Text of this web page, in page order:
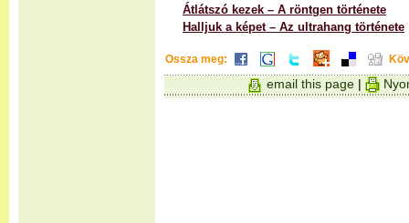
Átlátszó kezek – A röntgen története
Halljuk a képet – Az ultrahang története
Ossza meg:
email this page|